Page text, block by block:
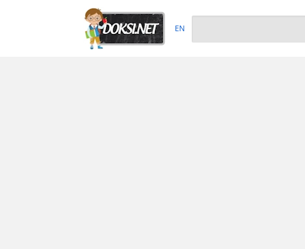
EN